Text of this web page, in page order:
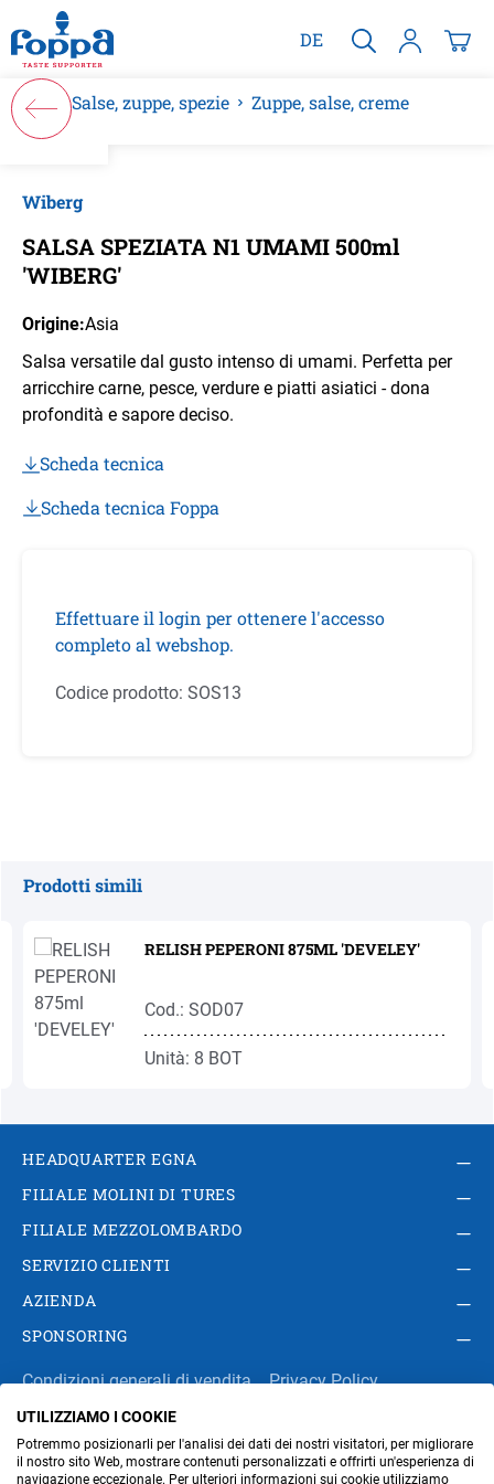
principale
DE
Salse, zuppe, spezie Zuppe, salse, creme
Wiberg
SALSA SPEZIATA N1 UMAMI 500ml
'WIBERG'
Origine:Asia
Salsa versatile dal gusto intenso di umami. Perfetta per
arricchire carne, pesce, verdure e piatti asiatici - dona
profondità e sapore deciso.
Scheda tecnica
Scheda tecnica Foppa
Effettuare il login per ottenere l'accesso
completo al webshop.
Codice prodotto: SOS13
Prodotti simili
RELISH PEPERONI 875ML 'DEVELEY'
Cod.: SOD07
Unità: 8 BOT
HEADQUARTER EGNA
FILIALE MOLINI DI TURES
FILIALE MEZZOLOMBARDO
SERVIZIO CLIENTI
AZIENDA
SPONSORING
Condizioni generali di vendita
Privacy Policy
Impressum
Modifica impostazioni dei cookie
Amministrazione
UTILIZZIAMO I COOKIE
Potremmo posizionarli per l'analisi dei dati dei nostri visitatori, per migliorare
il nostro sito Web, mostrare contenuti personalizzati e offrirti un'esperienza di
navigazione eccezionale. Per ulteriori informazioni sui cookie utilizziamo